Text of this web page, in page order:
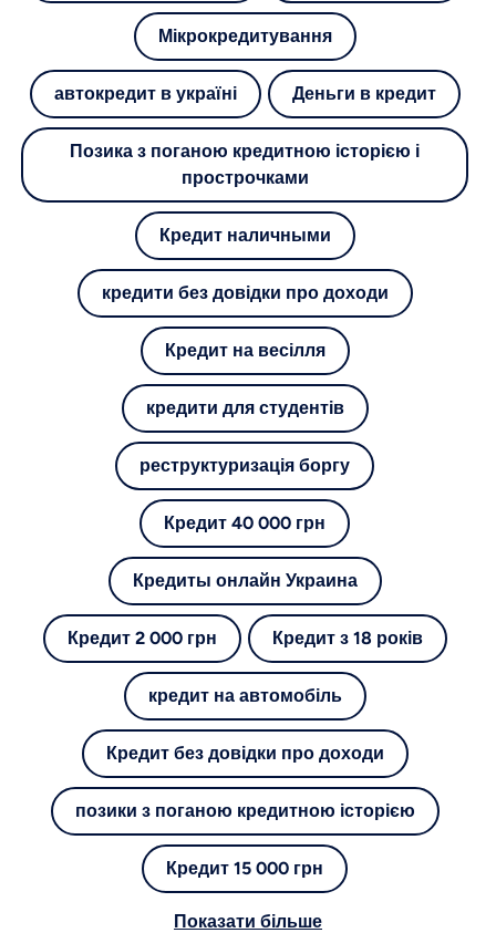
Мікрокредитування
автокредит в україні Деньги в кредит
Позика з поганою кредитною історією і
прострочками
Кредит наличными
кредити без довідки про доходи
Кредит на весілля
кредити для студентів
реструктуризація боргу
Кредит 40 000 грн
Кредиты онлайн Украина
Кредит 2 000 грн Кредит з 18 років
кредит на автомобіль
Кредит без довідки про доходи
позики з поганою кредитною історією
Кредит 15 000 грн
Показати більше